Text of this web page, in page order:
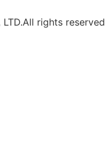
LTD.All rights reserved